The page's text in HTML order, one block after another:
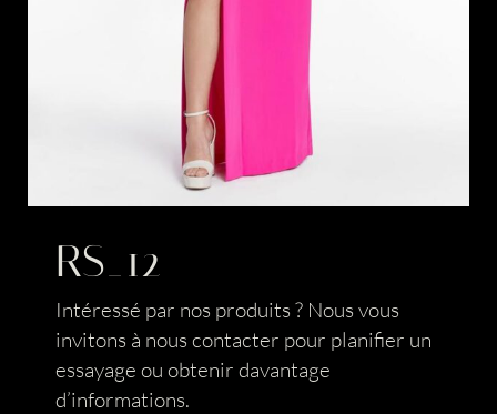
RS_12
Intéressé par nos produits ? Nous vous
invitons à nous contacter pour planifier un
essayage ou obtenir davantage
d’informations.